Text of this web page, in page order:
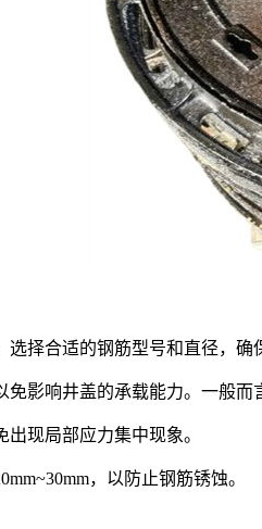
选择合适的钢筋型号和直径，确
影响井盖的承载能力。一般而
现局部应力集中现象。
，以防止钢筋锈蚀。